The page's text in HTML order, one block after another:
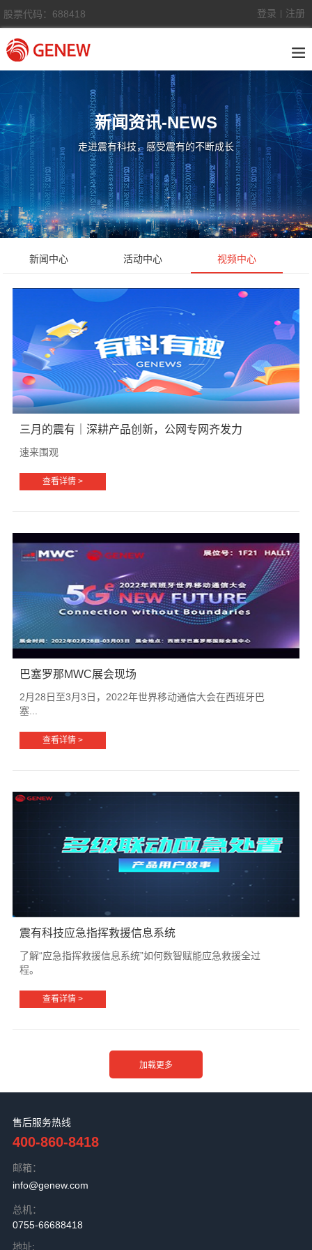
股票代码：688418 登录 注册
新闻资讯-NEWS
走进震有科技，感受震有的不断成长
新闻中心 活动中心 视频中心
三月的震有｜深耕产品创新，公网专网齐发力
速来围观
查看详情 >
巴塞罗那MWC展会现场
2月28日至3月3日，2022年世界移动通信大会在西班牙巴
塞...
查看详情 >
震有科技应急指挥救援信息系统
了解“应急指挥救援信息系统”如何数智赋能应急救援全过
程。
查看详情 >
售后服务热线
400-860-8418
邮箱：
info@genew.com
总机：
0755-66688418
地址: